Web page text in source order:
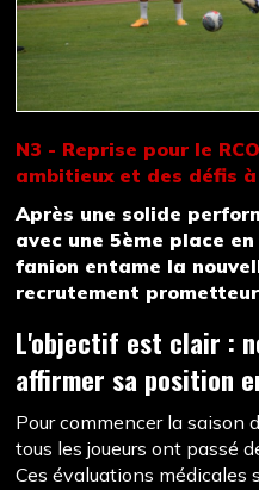
N3 - Reprise pour le
ambitieux et des défis
Après une solide
avec une 5ème place
fanion entame la
recrutement
L'objectif est clair :
affirmer sa position
Pour commencer la saison
tous les joueurs ont passé
Ces évaluations